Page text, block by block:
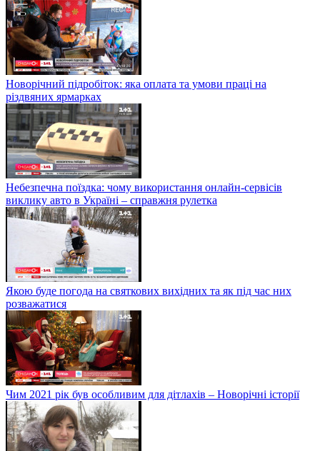
Новорічний підробіток: яка оплата та умови праці на
різдвяних ярмарках
Небезпечна поїздка: чому використання онлайн-сервісів
виклику авто в Україні – справжня рулетка
Якою буде погода на святкових вихідних та як під час них
розважатися
Чим 2021 рік був особливим для дітлахів – Новорічні історії